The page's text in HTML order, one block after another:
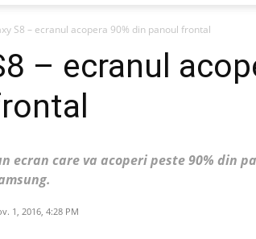
Economie,
–
iDevice.ro
S8 – ecranul acopera 90% din panoul frontal
– ecranul
ecran care va acoperi peste 90% din
1, 2016, 4:28 PM